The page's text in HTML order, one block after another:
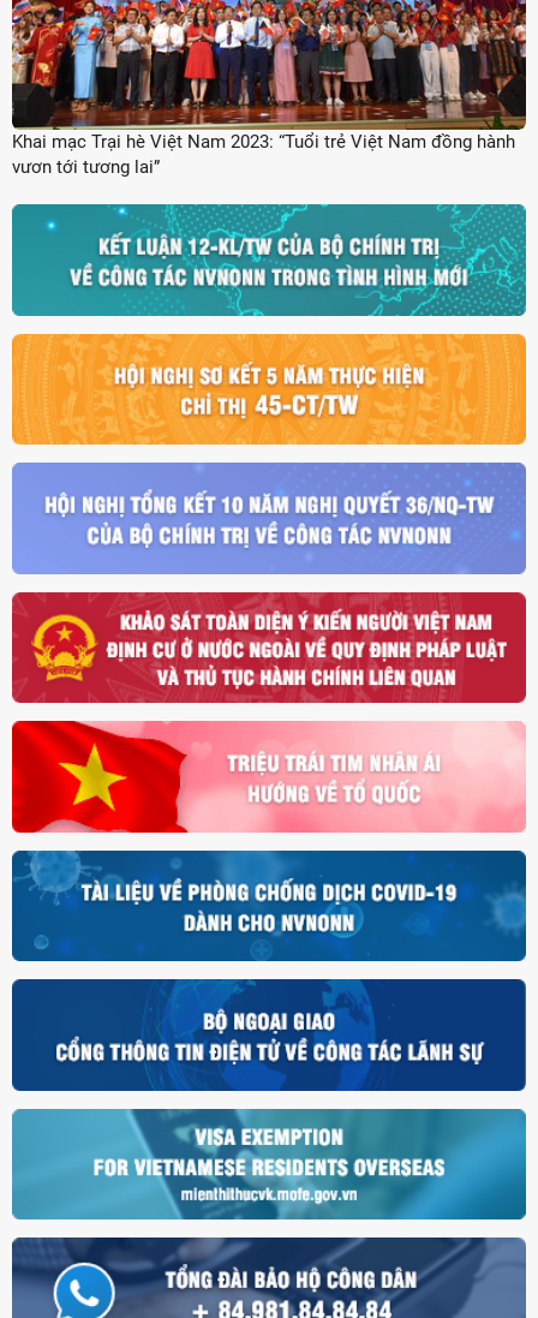
Khai mạc Trại hè Việt Nam 2023: “Tuổi trẻ Việt Nam đồng hành
vươn tới tương lai”